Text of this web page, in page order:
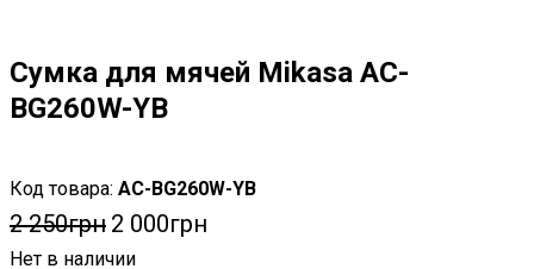
Сумка для мячей Mikasa AC-
BG260W-YB
AC-BG260W-YB
2 250грн 2 000грн